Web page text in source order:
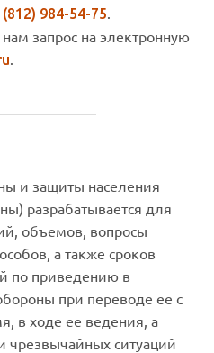
(812) 984-54-75.­­­
запрос на электронную
.
и защиты населения
разрабатывается для
объемов, вопросы
а также сроков
по приведению в
при переводе ее с
в ходе ее ведения, а
чрезвычайных ситуаций